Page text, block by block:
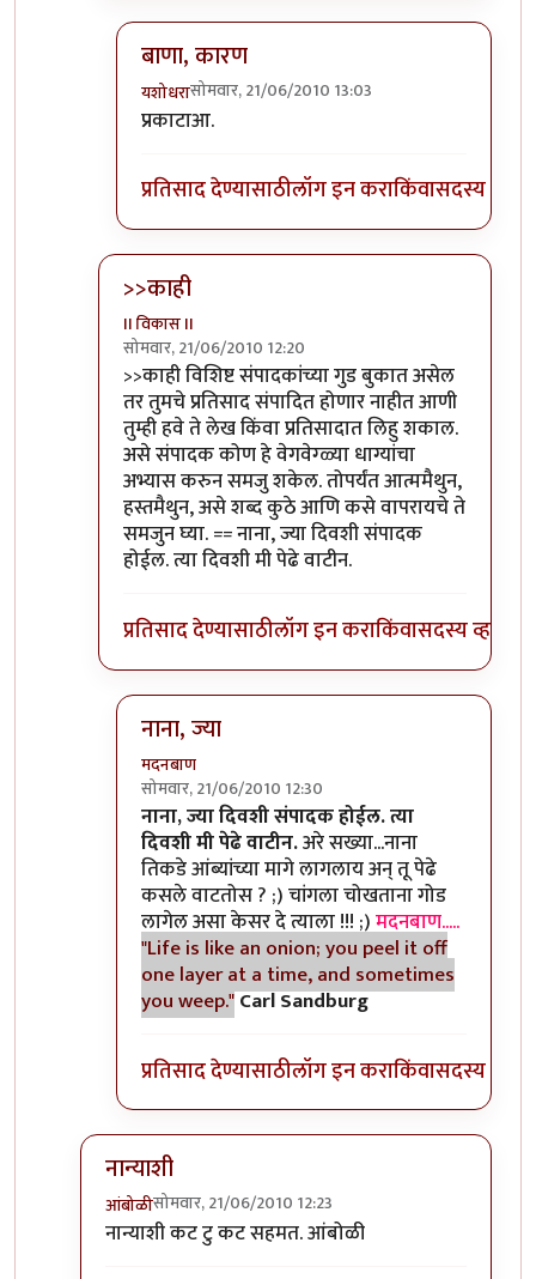
बाणा, कारण
यशोधरासोमवार, 21/06/2010 13:03
In reply to
प्रकाटाआ.
प्रतिसाद देण्यासाठीलॉग इन कराकिंवासदस्य व्हा
>>काही
II विकास II
सोमवार, 21/06/2010 12:20
In reply toआणि बिचाराbyअवलिया
>>काही विशिष्ट संपादकांच्या गुड बुकात असेल
तर तुमचे प्रतिसाद संपादित होणार नाहीत आणी
तुम्ही हवे ते लेख किंवा प्रतिसादात लिहु शकाल.
असे संपादक कोण हे वेगवेग्ळ्या धाग्यांचा
अभ्यास करुन समजु शकेल. तोपर्यंत आत्ममैथुन,
हस्तमैथुन, असे शब्द कुठे आणि कसे वापरायचे ते
समजुन घ्या. == नाना, ज्या दिवशी संपादक
होईल. त्या दिवशी मी पेढे वाटीन.
प्रतिसाद देण्यासाठीलॉग इन कराकिंवासदस्य व्हा
नाना, ज्या
मदनबाण
सोमवार, 21/06/2010 12:30
In reply to>>काहीbyII विकास II
नाना, ज्या दिवशी संपादक होईल. त्या
दिवशी मी पेढे वाटीन.अरे सख्या...नाना
तिकडे आंब्यांच्या मागे लागलाय अन् तू पेढे
कसले वाटतोस ? ;) चांगला चोखताना गोड
लागेल असा केसर दे त्याला !!! ;)मदनबाण.....
"Life is like an onion; you peel it off
one layer at a time, and sometimes
you weep."Carl Sandburg
प्रतिसाद देण्यासाठीलॉग इन कराकिंवासदस्य व्हा
नान्याशी
आंबोळीसोमवार, 21/06/2010 12:23
In reply to>>मिपावरbyअवलिया
नान्याशी कट टु कट सहमत. आंबोळी